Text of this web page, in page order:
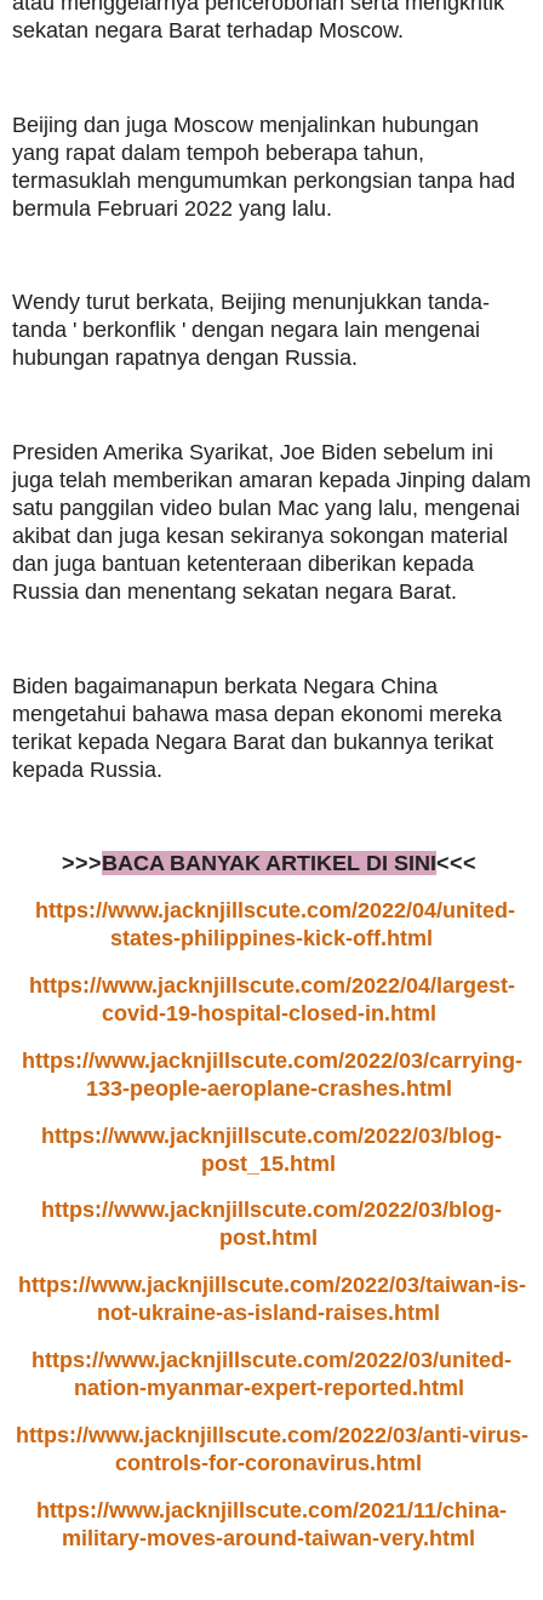
sekatan negara Barat terhadap Moscow.
Beijing dan juga Moscow menjalinkan hubungan
yang rapat dalam tempoh beberapa tahun,
termasuklah mengumumkan perkongsian tanpa had
bermula Februari 2022 yang lalu.
Wendy turut berkata, Beijing menunjukkan tanda-
tanda ' berkonflik ' dengan negara lain mengenai
hubungan rapatnya dengan Russia.
Presiden Amerika Syarikat, Joe Biden sebelum ini
juga telah memberikan amaran kepada Jinping dalam
satu panggilan video bulan Mac yang lalu, mengenai
akibat dan juga kesan sekiranya sokongan material
dan juga bantuan ketenteraan diberikan kepada
Russia dan menentang sekatan negara Barat.
Biden bagaimanapun berkata Negara China
mengetahui bahawa masa depan ekonomi mereka
terikat kepada Negara Barat dan bukannya terikat
kepada Russia.
>>>BACA BANYAK ARTIKEL DI SINI<<<
https://www.jacknjillscute.com/2022/04/united-
states-philippines-kick-off.html
https://www.jacknjillscute.com/2022/04/largest-
covid-19-hospital-closed-in.html
https://www.jacknjillscute.com/2022/03/carrying-
133-people-aeroplane-crashes.html
https://www.jacknjillscute.com/2022/03/blog-
post_15.html
https://www.jacknjillscute.com/2022/03/blog-
post.html
https://www.jacknjillscute.com/2022/03/taiwan-is-
not-ukraine-as-island-raises.html
https://www.jacknjillscute.com/2022/03/united-
nation-myanmar-expert-reported.html
https://www.jacknjillscute.com/2022/03/anti-virus-
controls-for-coronavirus.html
https://www.jacknjillscute.com/2021/11/china-
military-moves-around-taiwan-very.html